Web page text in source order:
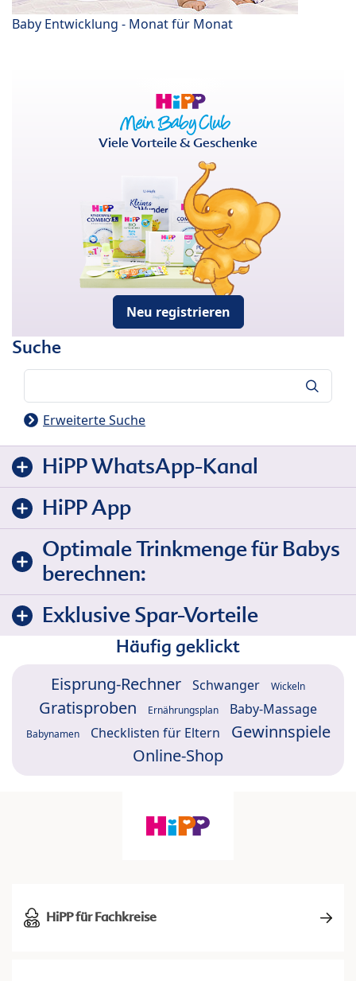
Baby Entwicklung - Monat für Monat
Viele Vorteile & Geschenke
Neu registrieren
Suche
Erweiterte Suche
HiPP WhatsApp-Kanal
HiPP App
Optimale Trinkmenge für Babys
berechnen:
Exklusive Spar-Vorteile
Häufig geklickt
Eisprung-Rechner Schwanger Wickeln
Gratisproben Ernährungsplan Baby-Massage
Babynamen Checklisten für Eltern
Gewinnspiele
Online-Shop
HiPP für Fachkreise